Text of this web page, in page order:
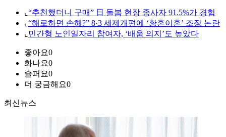
⌞ “추천했더니 구매” 日 돌봄 현장 종사자 91.5%가 경험
⌞ “해로하면 손해?” 8·3 세제개편에 ‘황혼이혼’ 조장 논란
⌞ 민간형 노인일자리 참여자, ‘배움 의지’도 높았다
좋아요0
화나요0
슬퍼요0
더 궁금해요0
최신뉴스